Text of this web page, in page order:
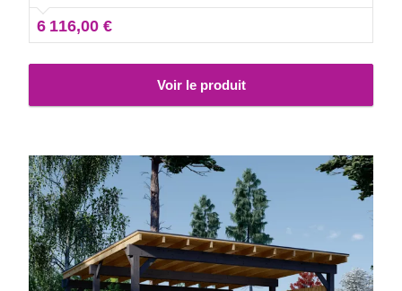
modèle de carport correspondant le mieux à vos besoins.
6 116,00 €
Voir le produit